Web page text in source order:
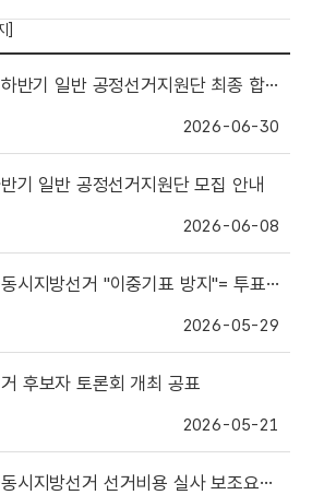
]
일반 공정선거지원단 최종 합격자 명단 게시
2026-06-30
기 일반 공정선거지원단 모집 안내
2026-06-08
거 "이중기표 방지"= 투표용지 한 장당 한 명의 후보자에게만 기표
2026-05-29
후보자 토론회 개최 공표
2026-05-21
방선거 선거비용 실사 보조요원 최종합격자 등 공고